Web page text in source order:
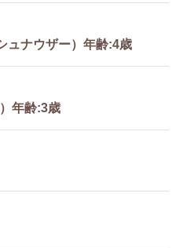
ュナウザー）年齢:4歳
年齢:3歳